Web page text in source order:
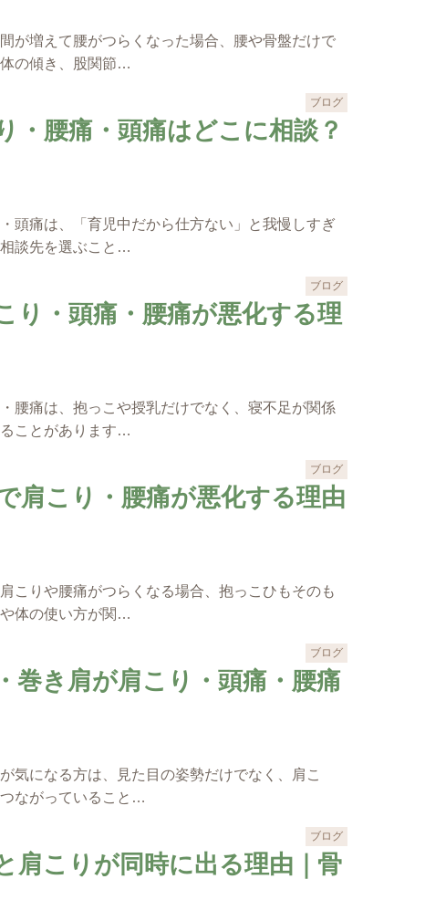
が増えて腰がつらくなった場合、腰や骨盤だけで
の傾き、股関節…
ブログ
・腰痛・頭痛はどこに相談？
頭痛は、「育児中だから仕方ない」と我慢しすぎ
談先を選ぶこと…
ブログ
り・頭痛・腰痛が悪化する理
腰痛は、抱っこや授乳だけでなく、寝不足が関係
ことがあります…
ブログ
肩こり・腰痛が悪化する理由
こりや腰痛がつらくなる場合、抱っこひもそのも
体の使い方が関…
ブログ
巻き肩が肩こり・頭痛・腰痛
気になる方は、見た目の姿勢だけでなく、肩こ
ながっていること…
ブログ
肩こりが同時に出る理由｜骨